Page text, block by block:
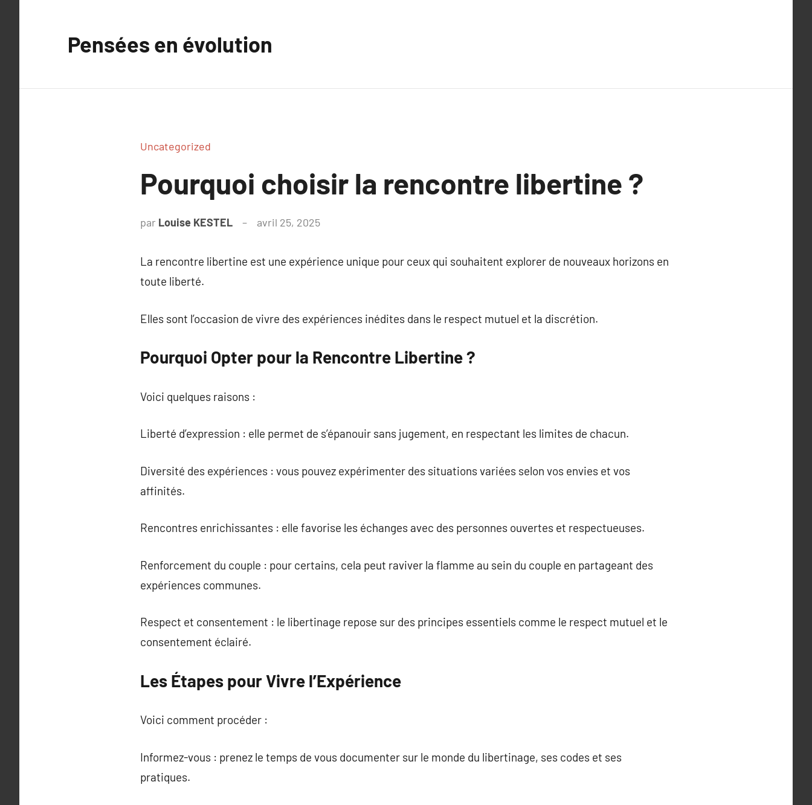
Pensées en évolution
Uncategorized
Pourquoi choisir la rencontre libertine ?
par Louise KESTEL avril 25, 2025
La rencontre libertine est une expérience unique pour ceux qui souhaitent explorer de nouveaux horizons en
toute liberté.
Elles sont l’occasion de vivre des expériences inédites dans le respect mutuel et la discrétion.
Pourquoi Opter pour la Rencontre Libertine ?
Voici quelques raisons :
Liberté d’expression : elle permet de s’épanouir sans jugement, en respectant les limites de chacun.
Diversité des expériences : vous pouvez expérimenter des situations variées selon vos envies et vos
affinités.
Rencontres enrichissantes : elle favorise les échanges avec des personnes ouvertes et respectueuses.
Renforcement du couple : pour certains, cela peut raviver la flamme au sein du couple en partageant des
expériences communes.
Respect et consentement : le libertinage repose sur des principes essentiels comme le respect mutuel et le
consentement éclairé.
Les Étapes pour Vivre l’Expérience
Voici comment procéder :
Informez-vous : prenez le temps de vous documenter sur le monde du libertinage, ses codes et ses
pratiques.